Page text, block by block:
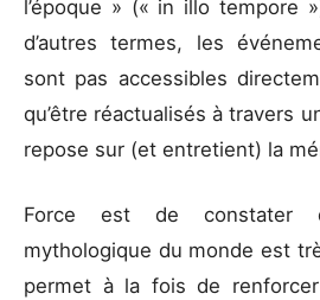
l’époque » (« in illo tempore
d’autres termes, les
sont pas accessibles
qu’être réactualisés à travers
repose sur (et entretient) la
Force est de constater
mythologique du monde est
permet à la fois de